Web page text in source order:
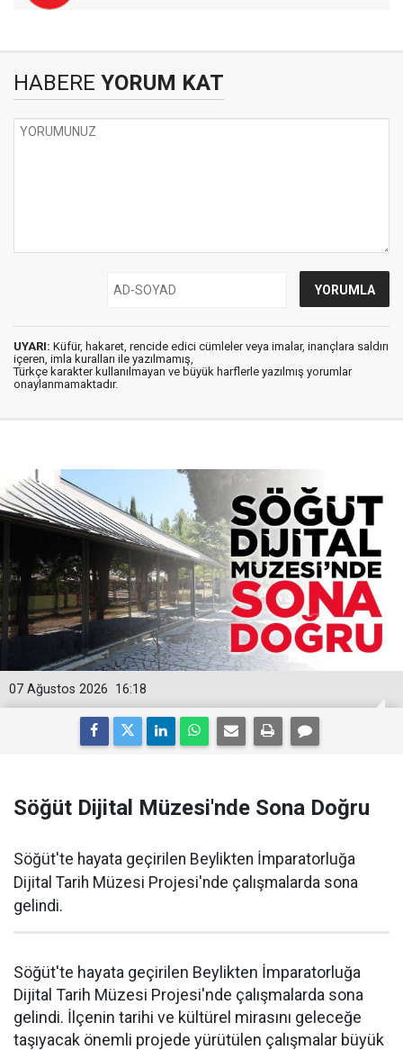
HABERE YORUM KAT
UYARI: Küfür, hakaret, rencide edici cümleler veya imalar, inançlara saldırı
içeren, imla kuralları ile yazılmamış,
Türkçe karakter kullanılmayan ve büyük harflerle yazılmış yorumlar
onaylanmamaktadır.
16:18
07 Ağustos 2026
Söğüt Dijital Müzesi'nde Sona Doğru
Söğüt'te hayata geçirilen Beylikten İmparatorluğa
Dijital Tarih Müzesi Projesi'nde çalışmalarda sona
gelindi.
Söğüt'te hayata geçirilen Beylikten İmparatorluğa
Dijital Tarih Müzesi Projesi'nde çalışmalarda sona
gelindi. İlçenin tarihi ve kültürel mirasını geleceğe
taşıyacak önemli projede yürütülen çalışmalar büyük